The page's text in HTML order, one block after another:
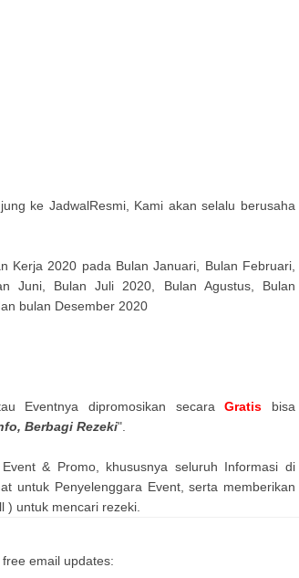
ke JadwalResmi, Kami akan selalu berusaha
2020 pada Bulan Januari, Bulan Februari,
Juni, Bulan Juli 2020, Bulan Agustus, Bulan
bulan Desember 2020
Eventnya dipromosikan secaraGratis bisa
Berbagi Rezeki".
& Promo, khususnya seluruh Informasi di
untuk Penyelenggara Event, serta memberikan
) untuk mencari rezeki.
email updates: